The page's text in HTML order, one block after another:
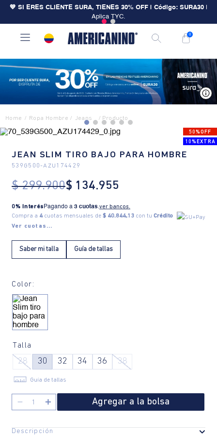
💙 SI ERES CLIENTE SURA, TIENES 30% OFF | Código: SURA30
Aplica TYC.
0
Ropa Hombre Jeans
50%OFF
10%EXTRA
JEAN SLIM TIRO BAJO PARA HOMBRE
539G500-AZU174429
$ 299.900$ 134.955
0% Interés Pagando a 3 cuotas.ver bancos.
Compra a 4cuotas mensuales de $ 40.844,13 con tu Crédito
Ver cuotas...
Saber mi talla Guía de tallas
Color:
Talla
28 30 32 34 36 38
Guía de tallas
＋
－ Agregar a la bolsa
Descripción